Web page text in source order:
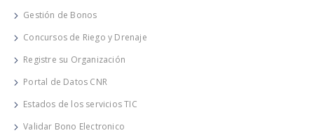
Gestión de Bonos
Concursos de Riego y Drenaje
Registre su Organización
Portal de Datos CNR
Estados de los servicios TIC
Validar Bono Electronico